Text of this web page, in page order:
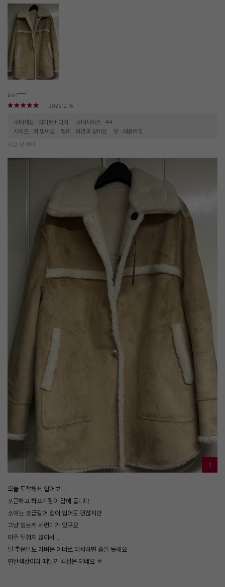
bing******
2025.12.16
구매색상 : 라이트베이지
구매사이즈 : 44
사이즈 : 딱 맞아요
컬러 : 화면과 같아요 핏 : 레귤러핏
신고 및 차단
1
오늘 도착해서 입어보니
포근하고 하프기장이 맘에 듭니다
소매는 조금길어 접어 입어도 괜찮지만
그냥 입는게 세련미가 있구요
아주 두껍지 않아서 ..
덜 추운날도 가벼운 이너로 매치하면 좋을 듯해요
연한색상이라 때탈까 걱정은 되네요 ㅎ